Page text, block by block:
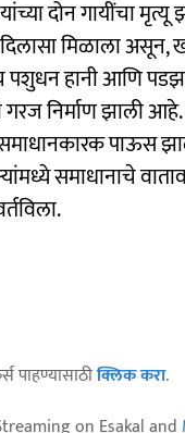
दोन गायींचा मृत्यू
मिळाला असून,
पशुधन हानी आणि
निर्माण झाली
पाऊस
समाधानाचे
पाहण्यासाठीक्लिक करा.
on Esakal and